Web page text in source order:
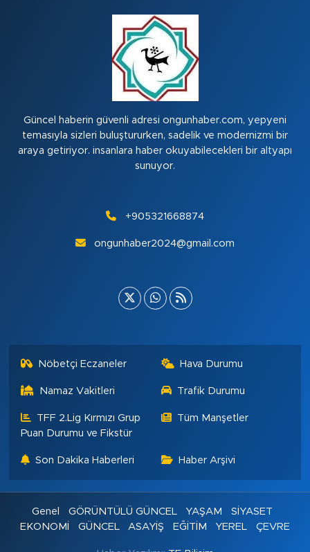
Güncel haberin güvenli adresi ongunhaber.com, yepyeni
temasıyla sizleri buluştururken, sadelik ve modernizmi bir
araya getiriyor. insanlara haber okuyabilecekleri bir altyapı
sunuyor.
+905321668874
ongunhaber2024@gmail.com
Nöbetçi Eczaneler Hava Durumu
Namaz Vakitleri Trafik Durumu
TFF 2.Lig Kırmızı Grup
Puan Durumu ve Fikstür
Tüm Manşetler
Son Dakika Haberleri Haber Arşivi
Genel GÖRÜNTÜLÜ GÜNCEL YAŞAM
SİYASET
EKONOMİ
GÜNCEL ASAYİŞ EĞİTİM YEREL ÇEVRE